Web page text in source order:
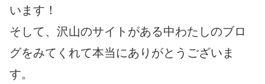
います！
そして、沢山のサイトがある中わたしのブロ
グをみてくれて本当にありがとうございま
す。